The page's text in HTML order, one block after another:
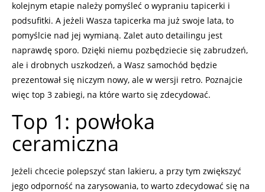
kolejnym etapie należy pomyśleć o wypraniu tapicerki i
podsufitki. A jeżeli Wasza tapicerka ma już swoje lata, to
pomyślcie nad jej wymianą. Zalet auto detailingu jest
naprawdę sporo. Dzięki niemu pozbędziecie się zabrudzeń,
ale i drobnych uszkodzeń, a Wasz samochód będzie
prezentował się niczym nowy, ale w wersji retro. Poznajcie
więc top 3 zabiegi, na które warto się zdecydować.
Top 1: powłoka
ceramiczna
Jeżeli chcecie polepszyć stan lakieru, a przy tym zwiększyć
jego odporność na zarysowania, to warto zdecydować się na